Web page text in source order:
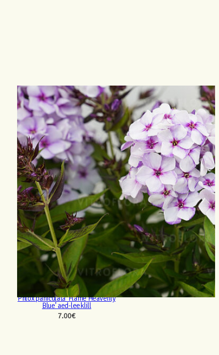
Phlox paniculata ‘Flame Heavenly
Blue’ aed-leeklill
7.00€